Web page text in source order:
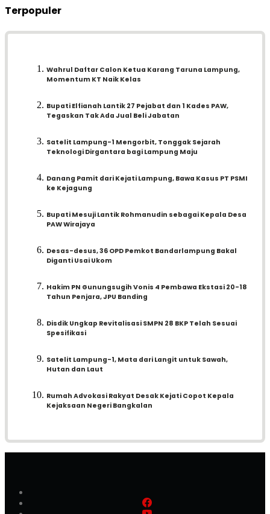
Terpopuler
Wahrul Daftar Calon Ketua Karang Taruna Lampung,
Momentum KT Naik Kelas
Bupati Elfianah Lantik 27 Pejabat dan 1 Kades PAW,
Tegaskan Tak Ada Jual Beli Jabatan
Satelit Lampung-1 Mengorbit, Tonggak Sejarah
Teknologi Dirgantara bagi Lampung Maju
Danang Pamit dari Kejati Lampung, Bawa Kasus PT PSMI
ke Kejagung
Bupati Mesuji Lantik Rohmanudin sebagai Kepala Desa
PAW Wirajaya
Desas-desus, 36 OPD Pemkot Bandarlampung Bakal
Diganti Usai Ukom
Hakim PN Gunungsugih Vonis 4 Pembawa Ekstasi 20-18
Tahun Penjara, JPU Banding
Disdik Ungkap Revitalisasi SMPN 28 BKP Telah Sesuai
Spesifikasi
Satelit Lampung-1, Mata dari Langit untuk Sawah,
Hutan dan Laut
Rumah Advokasi Rakyat Desak Kejati Copot Kepala
Kejaksaan Negeri Bangkalan